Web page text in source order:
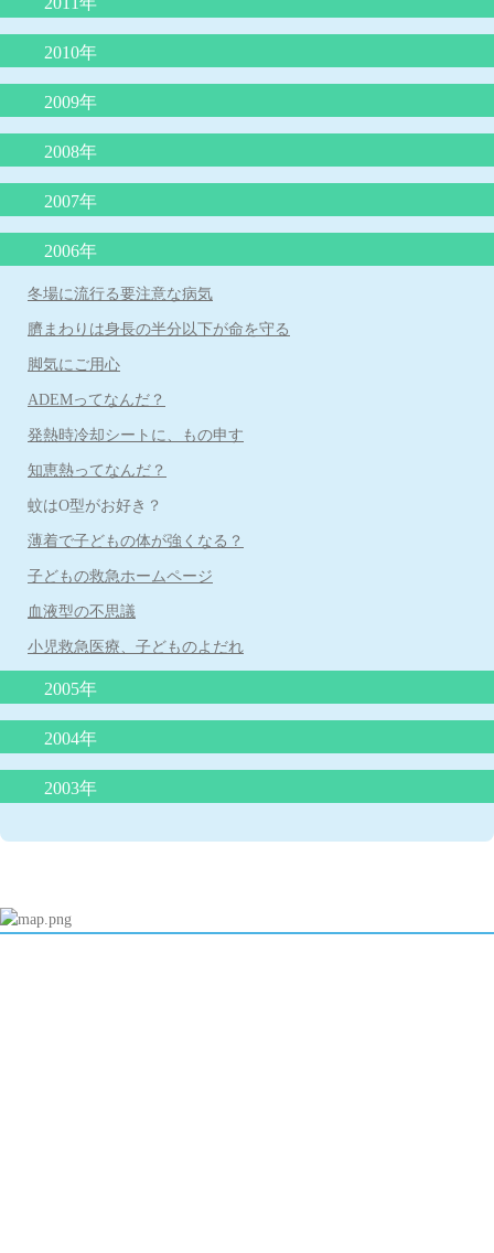
子どもの才能を伸ばせない親の特徴
子どもを抱きしめるほど頭が良くなる
「子どもののほめ方、叱り方」
重症なアレルギー性鼻炎とレーザー治療
「重症なアレルギー性鼻炎とレーザー治療」
食物アレルギーと離乳食
牛乳と便秘
鉄欠乏性貧血
不思議の国のアリス症候群
突発性発疹症は健康な身近な人からうつる
「赤ちゃんの涙目、めやに」について
抱きぐせは悪くない
卒乳と抱擁
「心雑音」について
夏に流行る「ヤケド虫」
３歳までの子育てに大切なこと その２
感染症の登園の許可
おたふく風邪と難聴
「熱性けいれん」について
B型肝炎予防ワクチンの定期接種
「自閉症スペクトラム」について
人見知り
子どもの紫外線対策
寝ている子どもの脳にも影響をあたえるテレビの音
りんご病と妊婦さん
赤ちゃんの授乳について
包茎の赤ちゃんの対処
B型肝炎予防ワクチンを受けましょう！
B型肝炎ワクチンを受けましょう！その２
食物アレルギーの新しい考え方
コミュニケーションがとれない子どもたち
４歳の頃に本をたくさん読むと頭が良くなる？
赤ちゃんを泣き止ませるための必殺アラカルト
妊娠と知らずに麻疹風疹混合ワクチンや風疹ワクチンを接種した
場合
ヒトメタニューモウイルス感染症について
タバコはPM2.5の塊だ
インフルエンザの登校、登園禁止期間について
将来、６種混合ワクチンになる日が来る？
ロタウイルス胃腸炎予防ワクチン
肺炎球菌、ヒブワクチンの重要性
夏に流行るエンテロウイルス感染症
腸管出血性大腸菌について
母乳育児の素晴らしさ
2010年
喘息の患者さんの治療（予防）について
低カルシウムをひき起こす食品
夏に流行る病気について
ロタウイルス胃腸炎にご注意を！
RSウイルス感染症について
2009年
インフルエンザの重篤な合併症
夏に流行るエンテロウイルス感染症について
平和のいのり
長く続く咳
カゼに副鼻腔炎はつきもの
2008年
子どものじんましん
子どもの諸症状の考え方と対処について
起立性調節障害：ODについて
虫さされ
子どものおちんちんや肛門付近の病気
子どものメタボリック症候群
子どもは何処まで親に似るのか
みかんの季節と黄色い手足
2007年
ノロウイルスの猛威
さないで！
子どもの中耳炎に対する先進国での対応
2006年
冬場に流行る要注意な病気
臍まわりは身長の半分以下が命を守る
脚気にご用心
ADEMってなんだ？
発熱時冷却シートに、もの申す
知恵熱ってなんだ？
蚊はO型がお好き？
薄着で子どもの体が強くなる？
子どもの救急ホームページ
血液型の不思議
小児救急医療、子どものよだれ
2005年
臍ヘルニアは放っておけない
病気のときのお風呂
赤ちゃんの睡眠リズム
夜遅く食べると太る理由解明
2004年
耳のそうじ
夕食後１時間半で入浴すると良く眠れる！
2003年